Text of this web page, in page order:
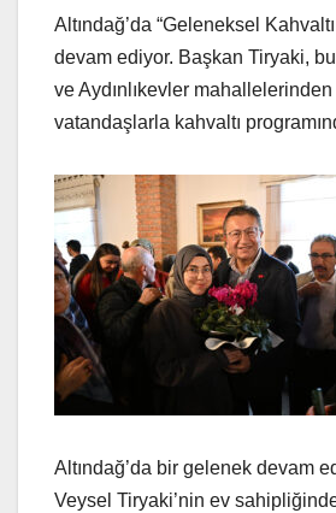
Altındağ’da “Geleneksel
devam ediyor. Başkan Tiryaki, bu
ve Aydınlıkevler
vatandaşlarla kahvaltı
Altındağ’da bir gelenek devam
Veysel Tiryaki’nin ev